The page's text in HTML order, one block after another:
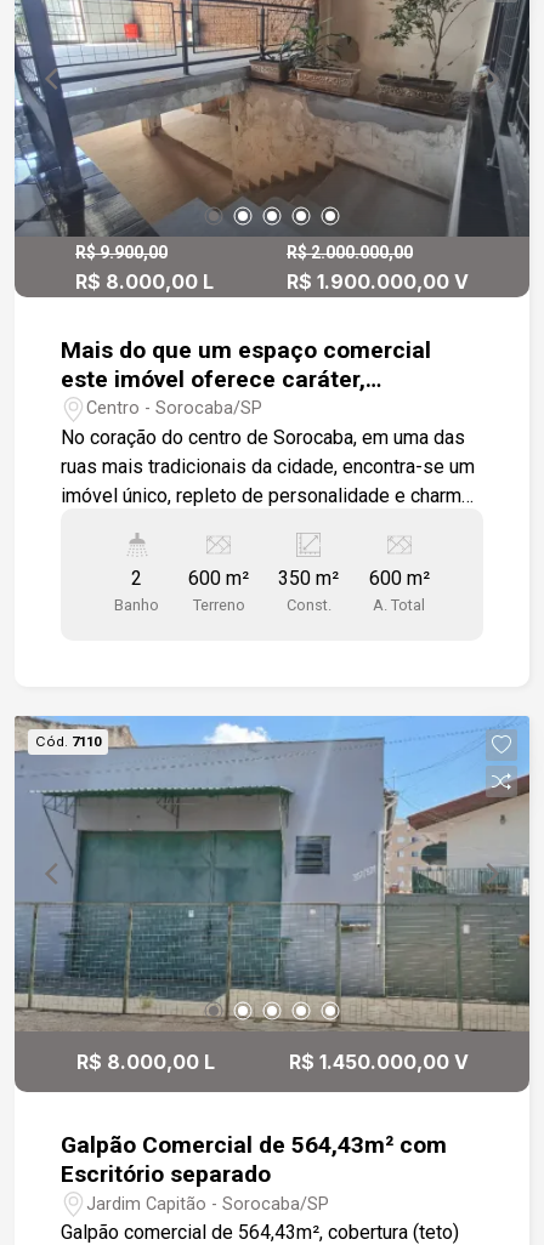
R$ 9.900,00
R$ 8.000,00 L
R$ 2.000.000,00
R$ 1.900.000,00 V
Mais do que um espaço comercial
este imóvel oferece caráter,
visibilidade e potencial, reunindo
tradição e oportunidades em um dos
pontos mais valorizados de Sorocaba.
Centro - Sorocaba/SP
No coração do centro de Sorocaba, em uma das
ruas mais tradicionais da cidade, encontra-se um
imóvel único, repleto de personalidade e charme.
clássico e ao elegante, o imóvel se destaca pela
sua arquitetura diferenciada e atmosfera
acolhedora, criando um ambiente que valoriza
extremamente versátil e ideal para diversos
tipos de negócios, como escritórios, clínicas,
lojas conceito, cafés, restaurantes ou empresas
que desejam associar sua marca a um ambiente
com identidade e presença. Uma oportunidade
assim merece ser vista de perto. Entre em
contato e agende sua visita.
2
Banho
600 m²
Terreno
350 m²
Const.
600 m²
A. Total
Cód. 7110
R$ 8.000,00 L R$ 1.450.000,00 V
Galpão Comercial de 564,43m² com
Escritório separado
Jardim Capitão - Sorocaba/SP
Galpão comercial de 564,43m², cobertura (teto)